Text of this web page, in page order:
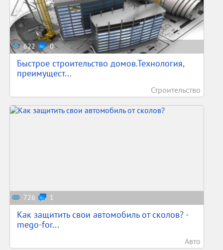
622 0
Быстрое строительство домов.Технология,
преимущест...
Строительство
726 1
Как защитить свои автомобиль от сколов? -
mego-for...
Авто